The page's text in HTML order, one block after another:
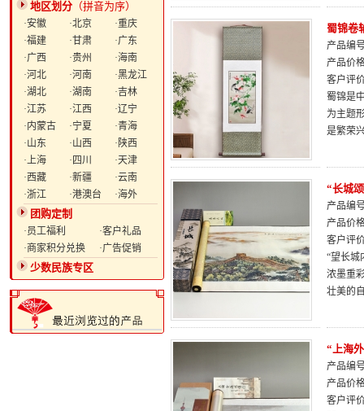
地区划分 （拼音为序）
·安徽 ·北京
·重庆
·福建
·甘肃
·广东
·广西
·贵州
·海南
·河北
·河南
·黑龙江
·湖北
·湖南
·吉林
·江苏
·江西
·辽宁
·内蒙古
·宁夏
·青海
·山东
·山西
·陕西
·上海
·四川
·天津
·西藏
·新疆
·云南
·浙江
·港澳台 ·海外
团购定制
·员工福利
·客户礼品
·商家积分兑换
·广告促销
少数民族专区
蜀锦卷
产品编
产品价
客户评
蜀锦是
为主题
是繁荣
“长城
产品编
产品价
客户评
“望长城
浓墨重
壮美的
“上海
产品编
产品价
客户评